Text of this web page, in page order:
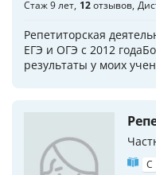
Стаж 9 лет 12отзывов
Репетиторская
ЕГЭ и ОГЭ с 2012
результаты у моих
C